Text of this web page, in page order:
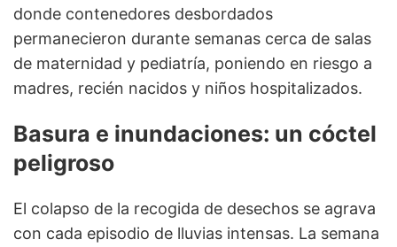
donde contenedores desbordados
permanecieron durante semanas cerca de salas
de maternidad y pediatría, poniendo en riesgo a
madres, recién nacidos y niños hospitalizados.
Basura e inundaciones: un cóctel
peligroso
El colapso de la recogida de desechos se agrava
con cada episodio de lluvias intensas. La semana